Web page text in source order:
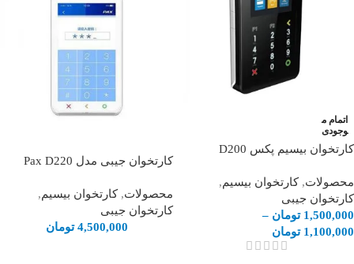
اتمام م
وجودی
کارتخوان بیسیم پکس D200
محصولات, کارتخوان بیسیم,
کارتخوان جیبی
1,500,000 تومان –
1,100,000 تومان
کارتخوان جیبی مدل Pax D220
محصولات, کارتخوان بیسیم,
کارتخوان جیبی
4,500,000 تومان